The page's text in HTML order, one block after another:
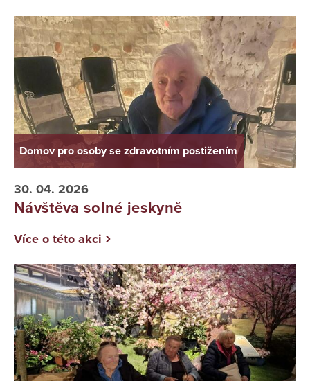
Domov pro osoby se zdravotním postižením
30. 04. 2026
Návštěva solné jeskyně
Více o této akci